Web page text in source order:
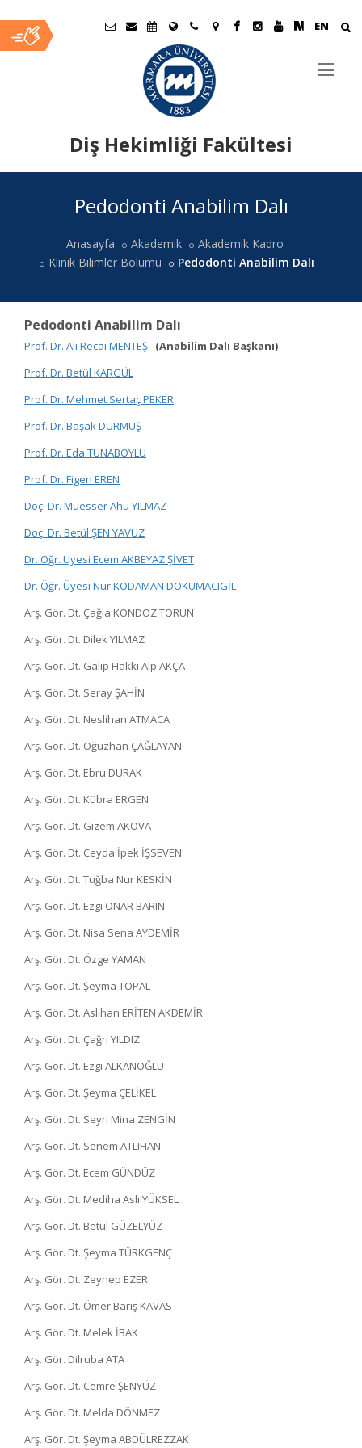
EN
Diş Hekimliği Fakültesi
Pedodonti Anabilim Dalı
Anasayfa Akademik
Akademik Kadro
Klinik Bilimler Bölümü
Pedodonti Anabilim Dalı
Pedodonti Anabilim Dalı
Prof. Dr. Ali Recai MENTEŞ (Anabilim Dalı Başkanı)
Prof. Dr. Betül KARGÜL
Prof. Dr. Mehmet Sertaç PEKER
Prof. Dr. Başak DURMUŞ
Prof. Dr. Eda TUNABOYLU
Prof. Dr. Figen EREN
Doç. Dr. Müesser Ahu YILMAZ
Doç. Dr. Betül ŞEN YAVUZ
Dr. Öğr. Üyesi Ecem AKBEYAZ ŞİVET
Dr. Öğr. Üyesi Nur KODAMAN DOKUMACIGİL
Arş. Gör. Dt. Çağla KONDOZ TORUN
Arş. Gör. Dt. Dilek YILMAZ
Arş. Gör. Dt. Galip Hakkı Alp AKÇA
Arş. Gör. Dt. Seray ŞAHİN
Arş. Gör. Dt. Neslihan ATMACA
Arş. Gör. Dt. Oğuzhan ÇAĞLAYAN
Arş. Gör. Dt. Ebru DURAK
Arş. Gör. Dt. Kübra ERGEN
Arş. Gör. Dt. Gizem AKOVA
Arş. Gör. Dt. Ceyda İpek İŞSEVEN
Arş. Gör. Dt. Tuğba Nur KESKİN
Arş. Gör. Dt. Ezgi ONAR BARIN
Arş. Gör. Dt. Nisa Sena AYDEMİR
Arş. Gör. Dt. Özge YAMAN
Arş. Gör. Dt. Şeyma TOPAL
Arş. Gör. Dt. Aslıhan ERİTEN AKDEMİR
Arş. Gör. Dt. Çağrı YILDIZ
Arş. Gör. Dt. Ezgi ALKANOĞLU
Arş. Gör. Dt. Şeyma ÇELİKEL
Arş. Gör. Dt. Seyri Mina ZENGİN
Arş. Gör. Dt. Senem ATLIHAN
Arş. Gör. Dt. Ecem GÜNDÜZ
Arş. Gör. Dt. Mediha Aslı YÜKSEL
Arş. Gör. Dt. Betül GÜZELYÜZ
Arş. Gör. Dt. Şeyma TÜRKGENÇ
Arş. Gör. Dt. Zeynep EZER
Arş. Gör. Dt. Ömer Barış KAVAS
Arş. Gör. Dt. Melek İBAK
Arş. Gör. Dilruba ATA
Arş. Gör. Dt. Cemre ŞENYÜZ
Arş. Gör. Dt. Melda DÖNMEZ
Arş. Gör. Dt. Şeyma ABDÜLREZZAK